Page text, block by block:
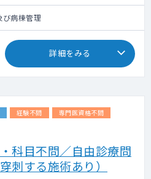
び病棟管理
詳細をみる
経験不問
専門医資格不問
科目不問／自由診療問
刺する施術あり）